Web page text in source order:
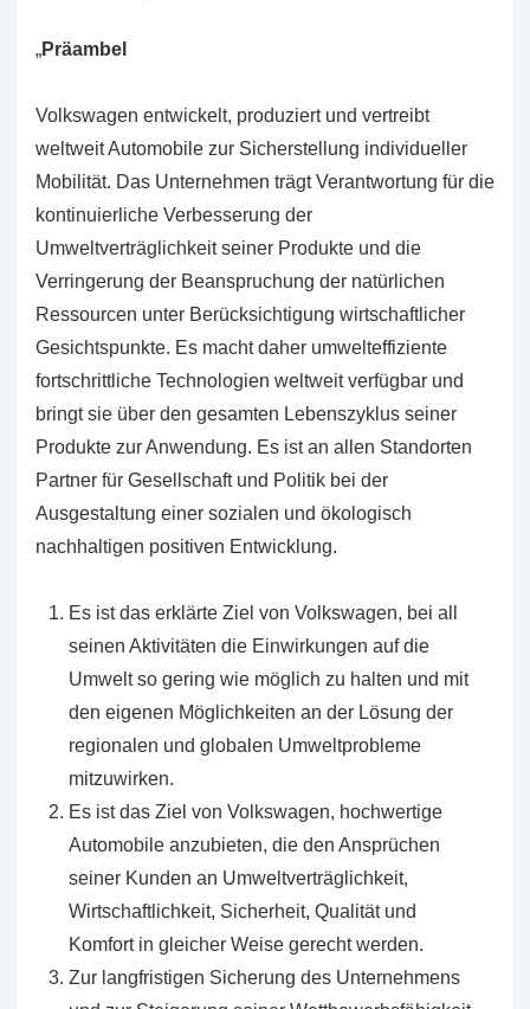
„Präambel
Volkswagen entwickelt, produziert und vertreibt
weltweit Automobile zur Sicherstellung individueller
Mobilität. Das Unternehmen trägt Verantwortung für die
kontinuierliche Verbesserung der
Umweltverträglichkeit seiner Produkte und die
Verringerung der Beanspruchung der natürlichen
Ressourcen unter Berücksichtigung wirtschaftlicher
Gesichtspunkte. Es macht daher umwelteffiziente
fortschrittliche Technologien weltweit verfügbar und
bringt sie über den gesamten Lebenszyklus seiner
Produkte zur Anwendung. Es ist an allen Standorten
Partner für Gesellschaft und Politik bei der
Ausgestaltung einer sozialen und ökologisch
nachhaltigen positiven Entwicklung.
Es ist das erklärte Ziel von Volkswagen, bei all
seinen Aktivitäten die Einwirkungen auf die
Umwelt so gering wie möglich zu halten und mit
den eigenen Möglichkeiten an der Lösung der
regionalen und globalen Umweltprobleme
mitzuwirken.
Es ist das Ziel von Volkswagen, hochwertige
Automobile anzubieten, die den Ansprüchen
seiner Kunden an Umweltverträglichkeit,
Wirtschaftlichkeit, Sicherheit, Qualität und
Komfort in gleicher Weise gerecht werden.
Zur langfristigen Sicherung des Unternehmens